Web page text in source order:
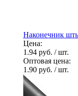
Наконечник
Цена:
1.94 руб. / шт.
Оптовая цена:
1.90 руб. / шт.